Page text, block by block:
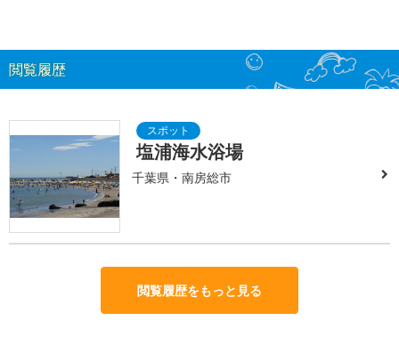
閲覧履歴
塩浦海水浴場
千葉県・南房総市
閲覧履歴をもっと見る